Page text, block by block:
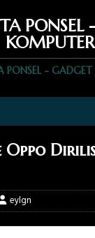
KOMPUTER
PONSEL -
Oppo
eylgn